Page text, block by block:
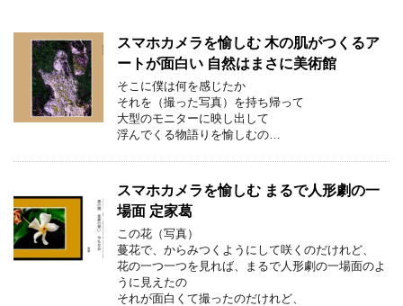
スマホカメラを愉しむ 木の肌がつくるア
ートが面白い 自然はまさに美術館
そこに僕は何を感じたか
それを（撮った写真）を持ち帰って
大型のモニターに映し出して
浮んでくる物語りを愉しむの…
スマホカメラを愉しむ まるで人形劇の一
場面 定家葛
この花（写真）
蔓花で、からみつくようにして咲くのだけれど、
花の一つ一つを見れば、まるで人形劇の一場面のよ
うに見えたの
それが面白くて撮ったのだけれど、